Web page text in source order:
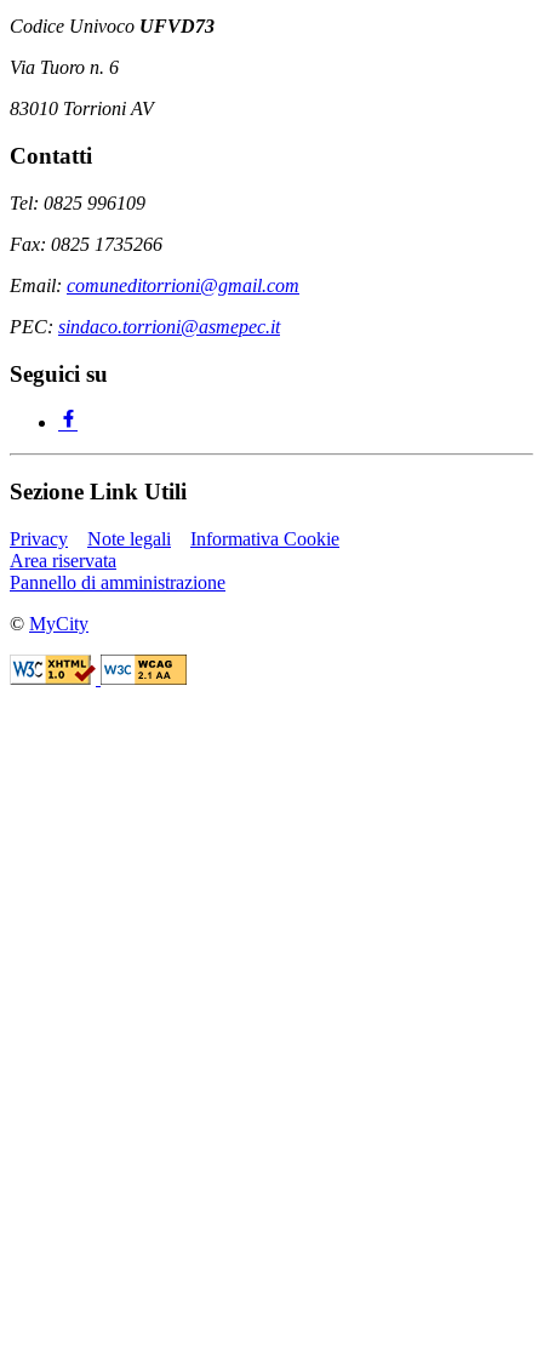
Codice Univoco UFVD73
Via Tuoro n. 6
83010 Torrioni AV
Contatti
Tel: 0825 996109
Fax: 0825 1735266
Email: comuneditorrioni@gmail.com
PEC: sindaco.torrioni@asmepec.it
Seguici su
Sezione Link Utili
Privacy Note legali
Informativa Cookie
Area riservata
Pannello di amministrazione
© MyCity